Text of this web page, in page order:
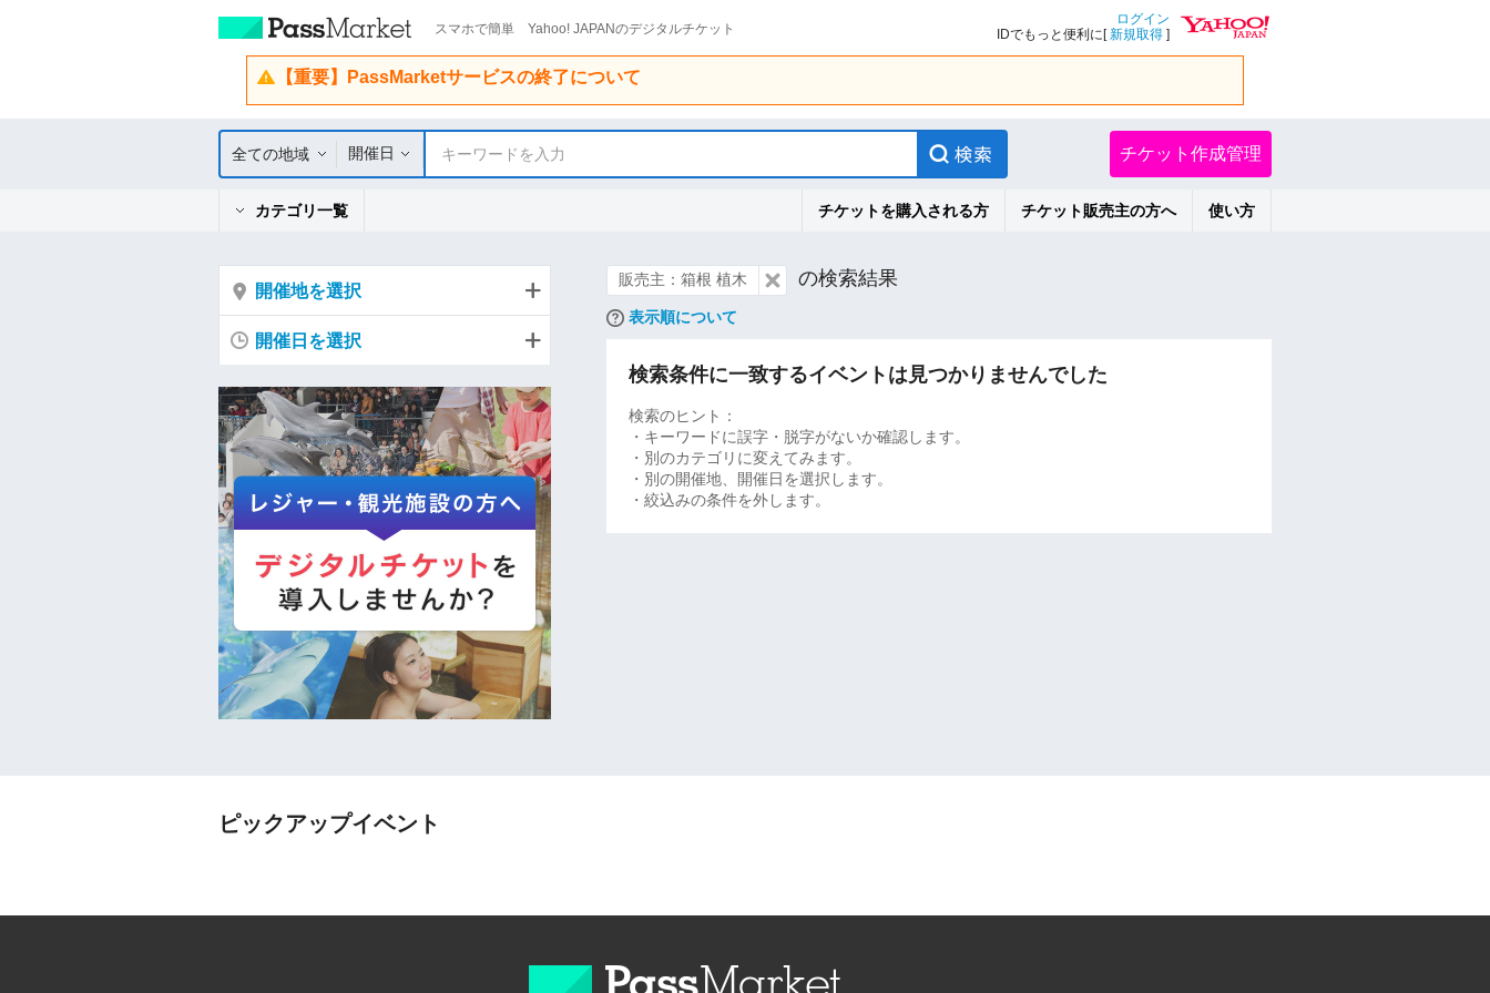
スマホで簡単 Yahoo! JAPANのデジタルチケット
ログイン
IDでもっと便利に[新規取得 ]
【重要】PassMarketサービスの終了について
全ての地域 開催日 キーワードを入力 チケット作成管理
カテゴリ一覧 チケットを購入される方 チケット販売主の方へ 使い方
販売主：箱根 植木 の検索結果
表示順について
検索条件に一致するイベントは見つかりませんでした
検索のヒント：
・キーワードに誤字・脱字がないか確認します。
・別のカテゴリに変えてみます。
・別の開催地、開催日を選択します。
・絞込みの条件を外します。
開催地を選択
開催日を選択
ピックアップイベント